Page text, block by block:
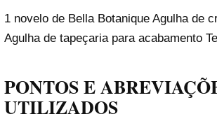
1 novelo de Bella Botanique Agulha de
Agulha de tapeçaria para acabamento
PONTOS E
UTILIZADOS